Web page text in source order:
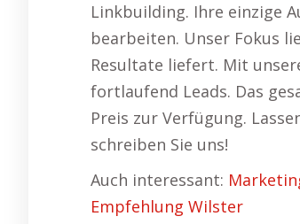
Linkbuilding. Ihre einzige
bearbeiten. Unser Fokus
Resultate liefert. Mit
fortlaufend Leads. Das
Preis zur Verfügung.
schreiben Sie uns!
Auch interessant:
Empfehlung Wilster